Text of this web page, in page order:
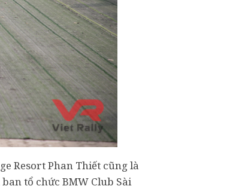
Resort Phan Thiết cũng là
tổ chức BMW Club Sài